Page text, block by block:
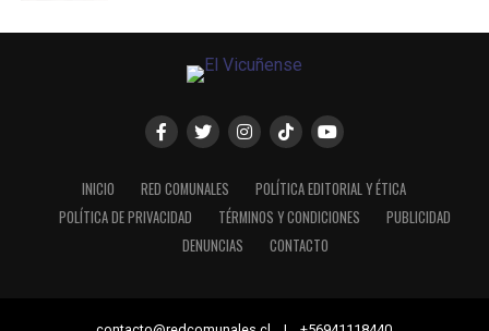
INICIO RED COMUNALES
POLÍTICA EDITORIAL Y ÉTICA
POLÍTICA DE PRIVACIDAD
TÉRMINOS Y CONDICIONES
PUBLICIDAD
DENUNCIAS
CONTACTO